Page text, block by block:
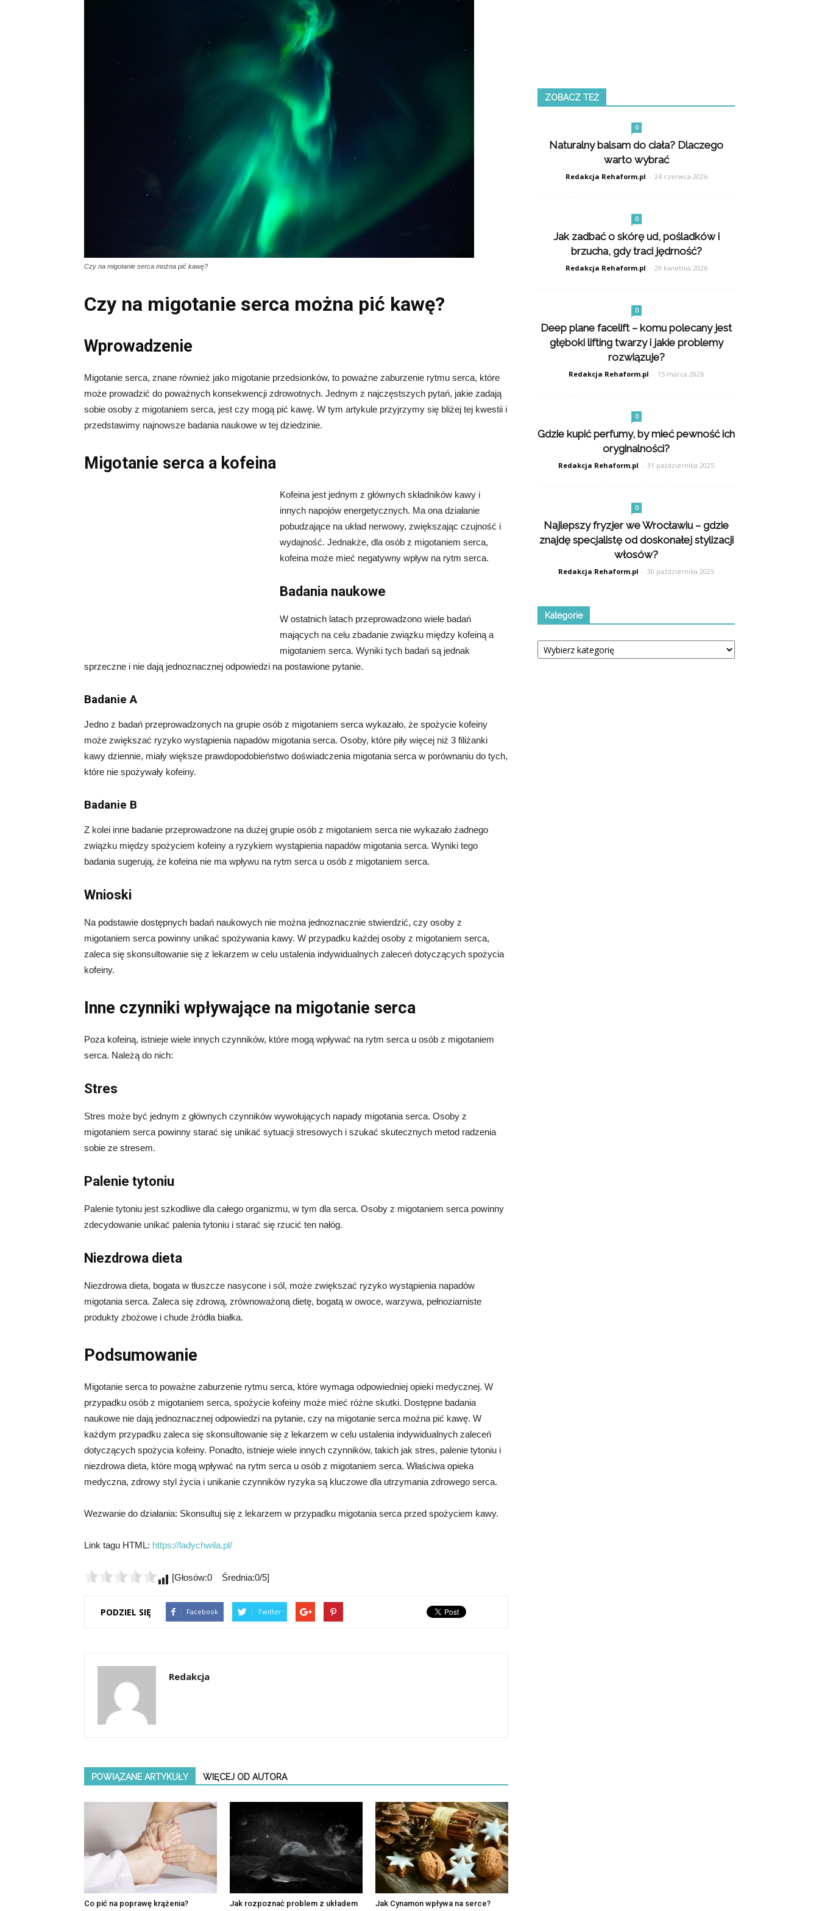
Czy na migotanie serca można pić kawę?
Czy na migotanie serca można pić kawę?
Wprowadzenie
Migotanie serca, znane również jako migotanie przedsionków, to poważne zaburzenie rytmu serca, które
może prowadzić do poważnych konsekwencji zdrowotnych. Jednym z najczęstszych pytań, jakie zadają
sobie osoby z migotaniem serca, jest czy mogą pić kawę. W tym artykule przyjrzymy się bliżej tej kwestii i
przedstawimy najnowsze badania naukowe w tej dziedzinie.
Migotanie serca a kofeina
Kofeina jest jednym z głównych składników kawy i
innych napojów energetycznych. Ma ona działanie
pobudzające na układ nerwowy, zwiększając czujność i
wydajność. Jednakże, dla osób z migotaniem serca,
kofeina może mieć negatywny wpływ na rytm serca.
Badania naukowe
W ostatnich latach przeprowadzono wiele badań
mających na celu zbadanie związku między kofeiną a
migotaniem serca. Wyniki tych badań są jednak
sprzeczne i nie dają jednoznacznej odpowiedzi na postawione pytanie.
Badanie A
Jedno z badań przeprowadzonych na grupie osób z migotaniem serca wykazało, że spożycie kofeiny
może zwiększać ryzyko wystąpienia napadów migotania serca. Osoby, które piły więcej niż 3 filiżanki
kawy dziennie, miały większe prawdopodobieństwo doświadczenia migotania serca w porównaniu do tych,
które nie spożywały kofeiny.
Badanie B
Z kolei inne badanie przeprowadzone na dużej grupie osób z migotaniem serca nie wykazało żadnego
związku między spożyciem kofeiny a ryzykiem wystąpienia napadów migotania serca. Wyniki tego
badania sugerują, że kofeina nie ma wpływu na rytm serca u osób z migotaniem serca.
Wnioski
Na podstawie dostępnych badań naukowych nie można jednoznacznie stwierdzić, czy osoby z
migotaniem serca powinny unikać spożywania kawy. W przypadku każdej osoby z migotaniem serca,
zaleca się skonsultowanie się z lekarzem w celu ustalenia indywidualnych zaleceń dotyczących spożycia
kofeiny.
Inne czynniki wpływające na migotanie serca
Poza kofeiną, istnieje wiele innych czynników, które mogą wpływać na rytm serca u osób z migotaniem
serca. Należą do nich:
Stres
Stres może być jednym z głównych czynników wywołujących napady migotania serca. Osoby z
migotaniem serca powinny starać się unikać sytuacji stresowych i szukać skutecznych metod radzenia
sobie ze stresem.
Palenie tytoniu
Palenie tytoniu jest szkodliwe dla całego organizmu, w tym dla serca. Osoby z migotaniem serca powinny
zdecydowanie unikać palenia tytoniu i starać się rzucić ten nałóg.
Niezdrowa dieta
Niezdrowa dieta, bogata w tłuszcze nasycone i sól, może zwiększać ryzyko wystąpienia napadów
migotania serca. Zaleca się zdrową, zrównoważoną dietę, bogatą w owoce, warzywa, pełnoziarniste
produkty zbożowe i chude źródła białka.
Podsumowanie
Migotanie serca to poważne zaburzenie rytmu serca, które wymaga odpowiedniej opieki medycznej. W
przypadku osób z migotaniem serca, spożycie kofeiny może mieć różne skutki. Dostępne badania
naukowe nie dają jednoznacznej odpowiedzi na pytanie, czy na migotanie serca można pić kawę. W
każdym przypadku zaleca się skonsultowanie się z lekarzem w celu ustalenia indywidualnych zaleceń
dotyczących spożycia kofeiny. Ponadto, istnieje wiele innych czynników, takich jak stres, palenie tytoniu i
niezdrowa dieta, które mogą wpływać na rytm serca u osób z migotaniem serca. Właściwa opieka
medyczna, zdrowy styl życia i unikanie czynników ryzyka są kluczowe dla utrzymania zdrowego serca.
Wezwanie do działania: Skonsultuj się z lekarzem w przypadku migotania serca przed spożyciem kawy.
Link tagu HTML: https://ladychwila.pl/
[Głosów:0 Średnia:0/5]
PODZIEL SIĘ Facebook Twitter
Redakcja
POWIĄZANE ARTYKUŁY WIĘCEJ OD AUTORA
Co pić na poprawę krążenia? Jak rozpoznać problem z układem Jak Cynamon wpływa na serce?
ZOBACZ TEŻ
0
Naturalny balsam do ciała? Dlaczego
warto wybrać
Redakcja Rehaform.pl - 24 czerwca 2026
0
Jak zadbać o skórę ud, pośladków i
brzucha, gdy traci jędrność?
Redakcja Rehaform.pl - 29 kwietnia 2026
0
Deep plane facelift – komu polecany jest
głęboki lifting twarzy i jakie problemy
rozwiązuje?
Redakcja Rehaform.pl - 15 marca 2026
0
Gdzie kupić perfumy, by mieć pewność ich
oryginalności?
Redakcja Rehaform.pl - 31 października 2025
0
Najlepszy fryzjer we Wrocławiu – gdzie
znajdę specjalistę od doskonałej stylizacji
włosów?
Redakcja Rehaform.pl - 30 października 2025
Kategorie
Kategorie